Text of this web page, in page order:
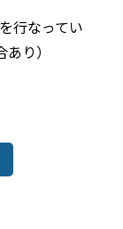
行なってい
り）